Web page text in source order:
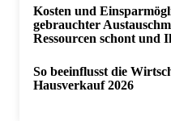
Kosten und
gebrauchter
Ressourcen schont und
So beeinflusst die
Hausverkauf 2026